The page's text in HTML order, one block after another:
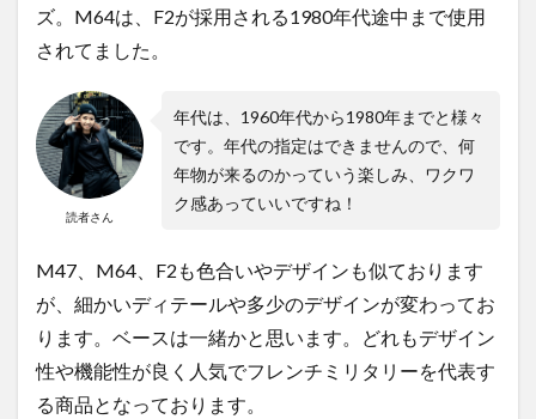
デ
ズ。M64は、F2が採用される1980年代途中まで使用
されてました。
読者さん
年代は、1960年代から1980年までと様々
です。年代の指定はできませんので、何
年物が来るのかっていう楽しみ、ワクワ
ク感あっていいですね！
M47、M64、F2も色合いやデザインも似ております
が、細かいディテールや多少のデザインが変わってお
ります。ベースは一緒かと思います。どれもデザイン
性や機能性が良く人気でフレンチミリタリーを代表す
る商品となっております。